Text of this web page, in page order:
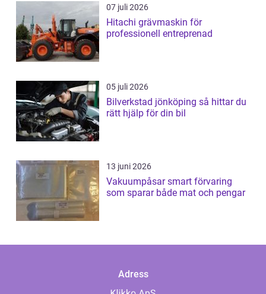
07 juli 2026
Hitachi grävmaskin för
professionell entreprenad
05 juli 2026
Bilverkstad jönköping så hittar du
rätt hjälp för din bil
13 juni 2026
Vakuumpåsar smart förvaring
som sparar både mat och pengar
Adress